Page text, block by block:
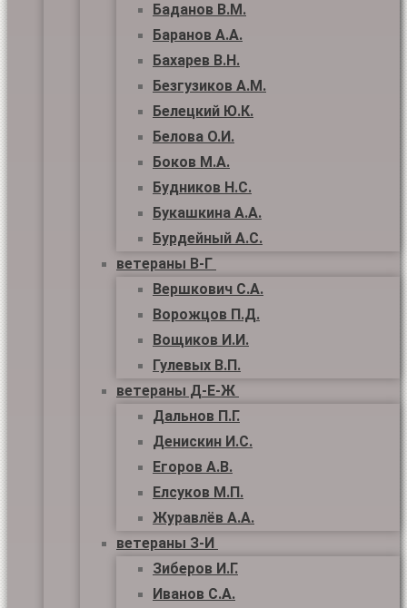
Баданов В.М.
Баранов А.А.
Бахарев В.Н.
Безгузиков А.М.
Белецкий Ю.К.
Белова О.И.
Боков М.А.
Будников Н.С.
Букашкина А.А.
Бурдейный А.С.
ветераны В-Г
Вершкович С.А.
Ворожцов П.Д.
Вощиков И.И.
Гулевых В.П.
ветераны Д-Е-Ж
Дальнов П.Г.
Денискин И.С.
Егоров А.В.
Елсуков М.П.
Журавлёв А.А.
ветераны З-И
Зиберов И.Г.
Иванов С.А.